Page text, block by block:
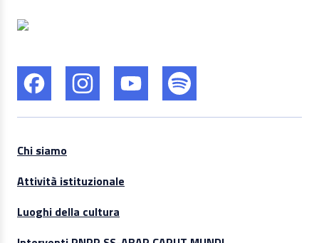
Chi siamo
Attività istituzionale
Luoghi della cultura